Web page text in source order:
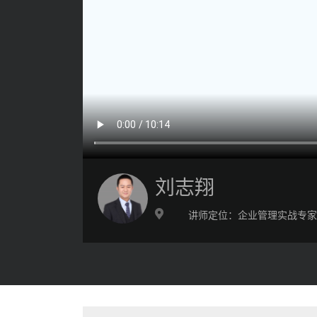
刘志翔
讲师定位： 企业管理实战专家